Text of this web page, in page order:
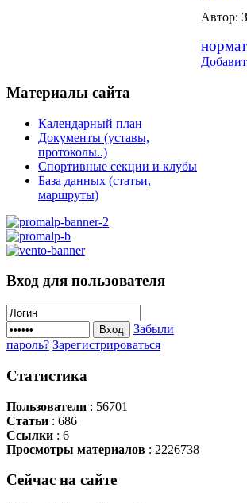
Автор:
Материалы сайта
Календарный план
Документы (уставы,
протоколы..)
Спортивные секции и клубы
База данных (статьи,
маршруты)
Вход для пользователя
Вход
Забыли
пароль? Зарегистрироваться
Статистика
Пользователи : 56701
Статьи : 686
Ссылки : 6
Просмотры материалов : 2226738
Сейчас на сайте